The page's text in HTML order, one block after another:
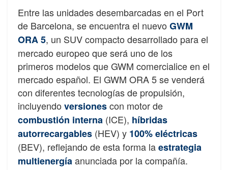
Entre las unidades desembarcadas en el Port
de Barcelona, se encuentra el nuevo GWM
ORA 5, un SUV compacto desarrollado para el
mercado europeo que será uno de los
primeros modelos que GWM comercialice en el
mercado español. El GWM ORA 5 se venderá
con diferentes tecnologías de propulsión,
incluyendo versionescon motor de
combustión interna (ICE), híbridas
autorrecargables (HEV) y 100% eléctricas
(BEV), reflejando de esta forma laestrategia
multienergíaanunciada por la compañía.